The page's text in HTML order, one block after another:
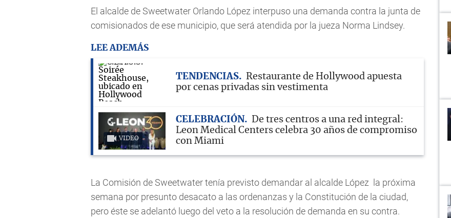
El alcalde de Sweetwater Orlando López interpuso una demanda contra la junta de
comisionados de ese municipio, que será atendida por la jueza Norma Lindsey.
LEE ADEMÁS
TENDENCIAS
Restaurante de Hollywood apuesta
por cenas privadas sin vestimenta
VIDEO
CELEBRACIÓN
De tres centros a una red integral:
Leon Medical Centers celebra 30 años de compromiso
con Miami
La Comisión de Sweetwater tenía previsto demandar al alcalde López la próxima
semana por presunto desacato a las ordenanzas y la Constitución de la ciudad,
pero éste se adelantó luego del veto a la resolución de demanda en su contra.